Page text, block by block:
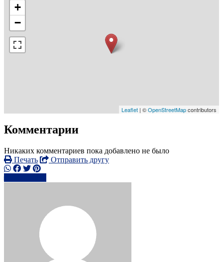
+
−
Leaflet | ©OpenStreetMapcontributors
Комментарии
Никаких комментариев пока добавлено не было
Печать
Отправить другу